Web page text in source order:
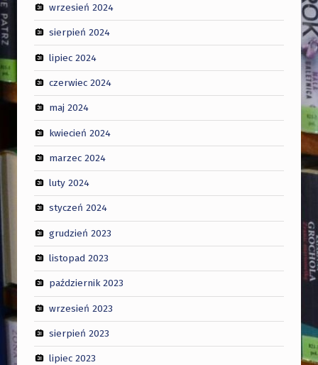
wrzesień 2024
sierpień 2024
lipiec 2024
czerwiec 2024
maj 2024
kwiecień 2024
marzec 2024
luty 2024
styczeń 2024
grudzień 2023
listopad 2023
październik 2023
wrzesień 2023
sierpień 2023
lipiec 2023